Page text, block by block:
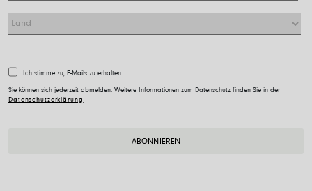
Ich stimme zu, E-Mails zu erhalten.
Sie können sich jederzeit abmelden. Weitere Informationen zum Datenschutz finden Sie in der
Datenschutzerklärung